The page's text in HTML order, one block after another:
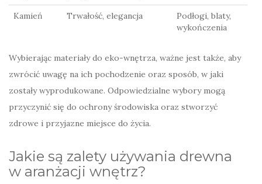
Kamień Trwałość, elegancja
Podłogi, blaty,
wykończenia
Wybierając materiały do eko-wnętrza, ważne jest także, aby
zwrócić uwagę na ich pochodzenie oraz sposób, w jaki
zostały wyprodukowane. Odpowiedzialne wybory mogą
przyczynić się do ochrony środowiska oraz stworzyć
zdrowe i przyjazne miejsce do życia.
Jakie są zalety używania drewna
w aranżacji wnętrz?